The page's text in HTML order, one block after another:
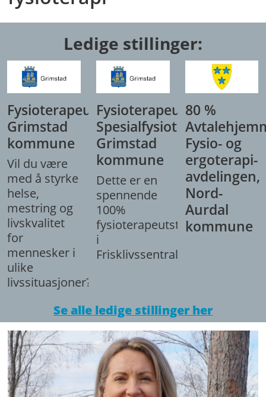
Ledige stillinger:
Fysioterapeut,
Grimstad
kommune
Vil du være
med å styrke
helse,
mestring og
livskvalitet
for
mennesker i
ulike
livssituasjoner?
Fysioterapeut/
Spesialfysioterapeut,
Grimstad
kommune
Dette er en
spennende
100%
fysioterapeutstilling
i
Frisklivssentralen.
80 %
Fysio- og
ergoterapi-
avdelingen,
Nord-
Aurdal
kommune
Se alle ledige stillinger her